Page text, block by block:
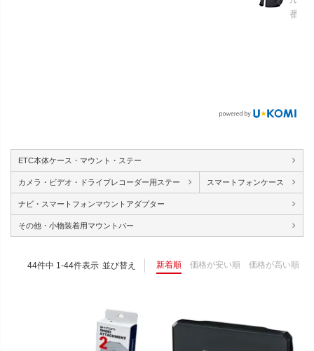
番：
ETC本体ケース・マウント・ステー
カメラ・ビデオ・ドライブレコーダー用ステー スマートフォンケース
ナビ・スマートフォンマウントアダプター
その他・小物装着用マウントバー
並び替え 新着順 価格が安い順 価格が高い順
44件中 1-44件表示